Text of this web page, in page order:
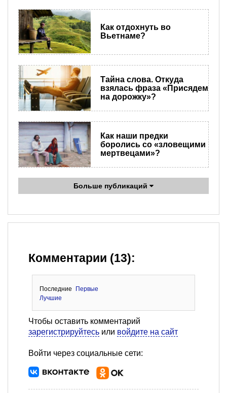
Как отдохнуть во
Вьетнаме?
Тайна слова. Откуда
взялась фраза «Присядем
на дорожку»?
Как наши предки
боролись со «зловещими
мертвецами»?
Больше публикаций
Комментарии (13):
Последние
Первые
Лучшие
Чтобы оставить комментарий
зарегистрируйтесь или войдите на сайт
Войти через социальные сети: